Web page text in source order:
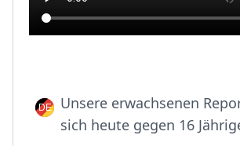
Unsere erwachsenen
sich heute gegen 16